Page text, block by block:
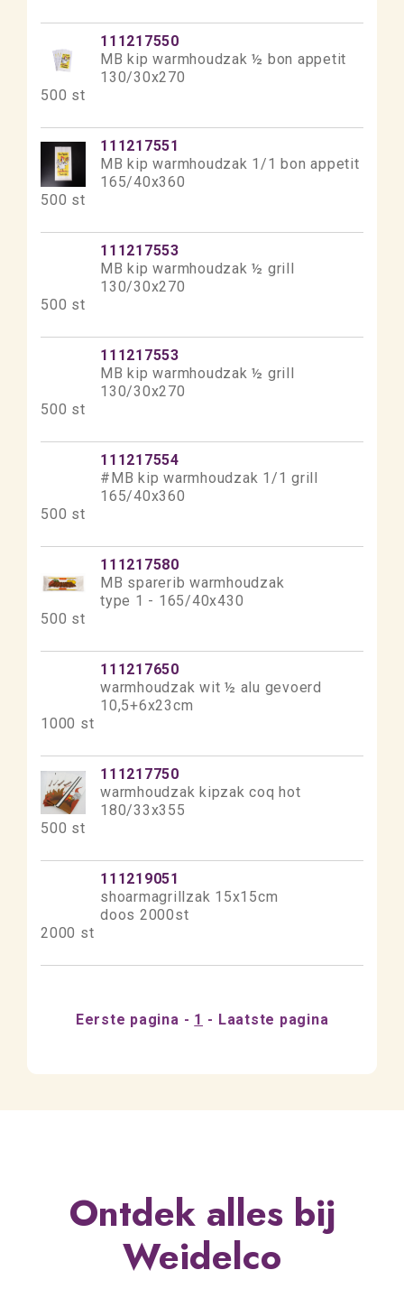
111217550
MB kip warmhoudzak ½ bon appetit
130/30x270
500 st
111217551
MB kip warmhoudzak 1/1 bon appetit
165/40x360
500 st
111217553
MB kip warmhoudzak ½ grill
130/30x270
500 st
111217553
MB kip warmhoudzak ½ grill
130/30x270
500 st
111217554
#MB kip warmhoudzak 1/1 grill
165/40x360
500 st
111217580
MB sparerib warmhoudzak
type 1 - 165/40x430
500 st
111217650
warmhoudzak wit ½ alu gevoerd
10,5+6x23cm
1000 st
111217750
warmhoudzak kipzak coq hot
180/33x355
500 st
111219051
shoarmagrillzak 15x15cm
doos 2000st
2000 st
Eerste pagina 1 Laatste pagina
Ontdek alles bij
Weidelco